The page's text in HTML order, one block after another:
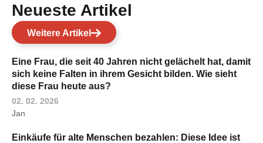
Neueste Artikel
Weitere Artikel
Eine Frau, die seit 40 Jahren nicht gelächelt hat, damit
sich keine Falten in ihrem Gesicht bilden. Wie sieht
diese Frau heute aus?
02. 02. 2026
Jan
Einkäufe für alte Menschen bezahlen: Diese Idee ist